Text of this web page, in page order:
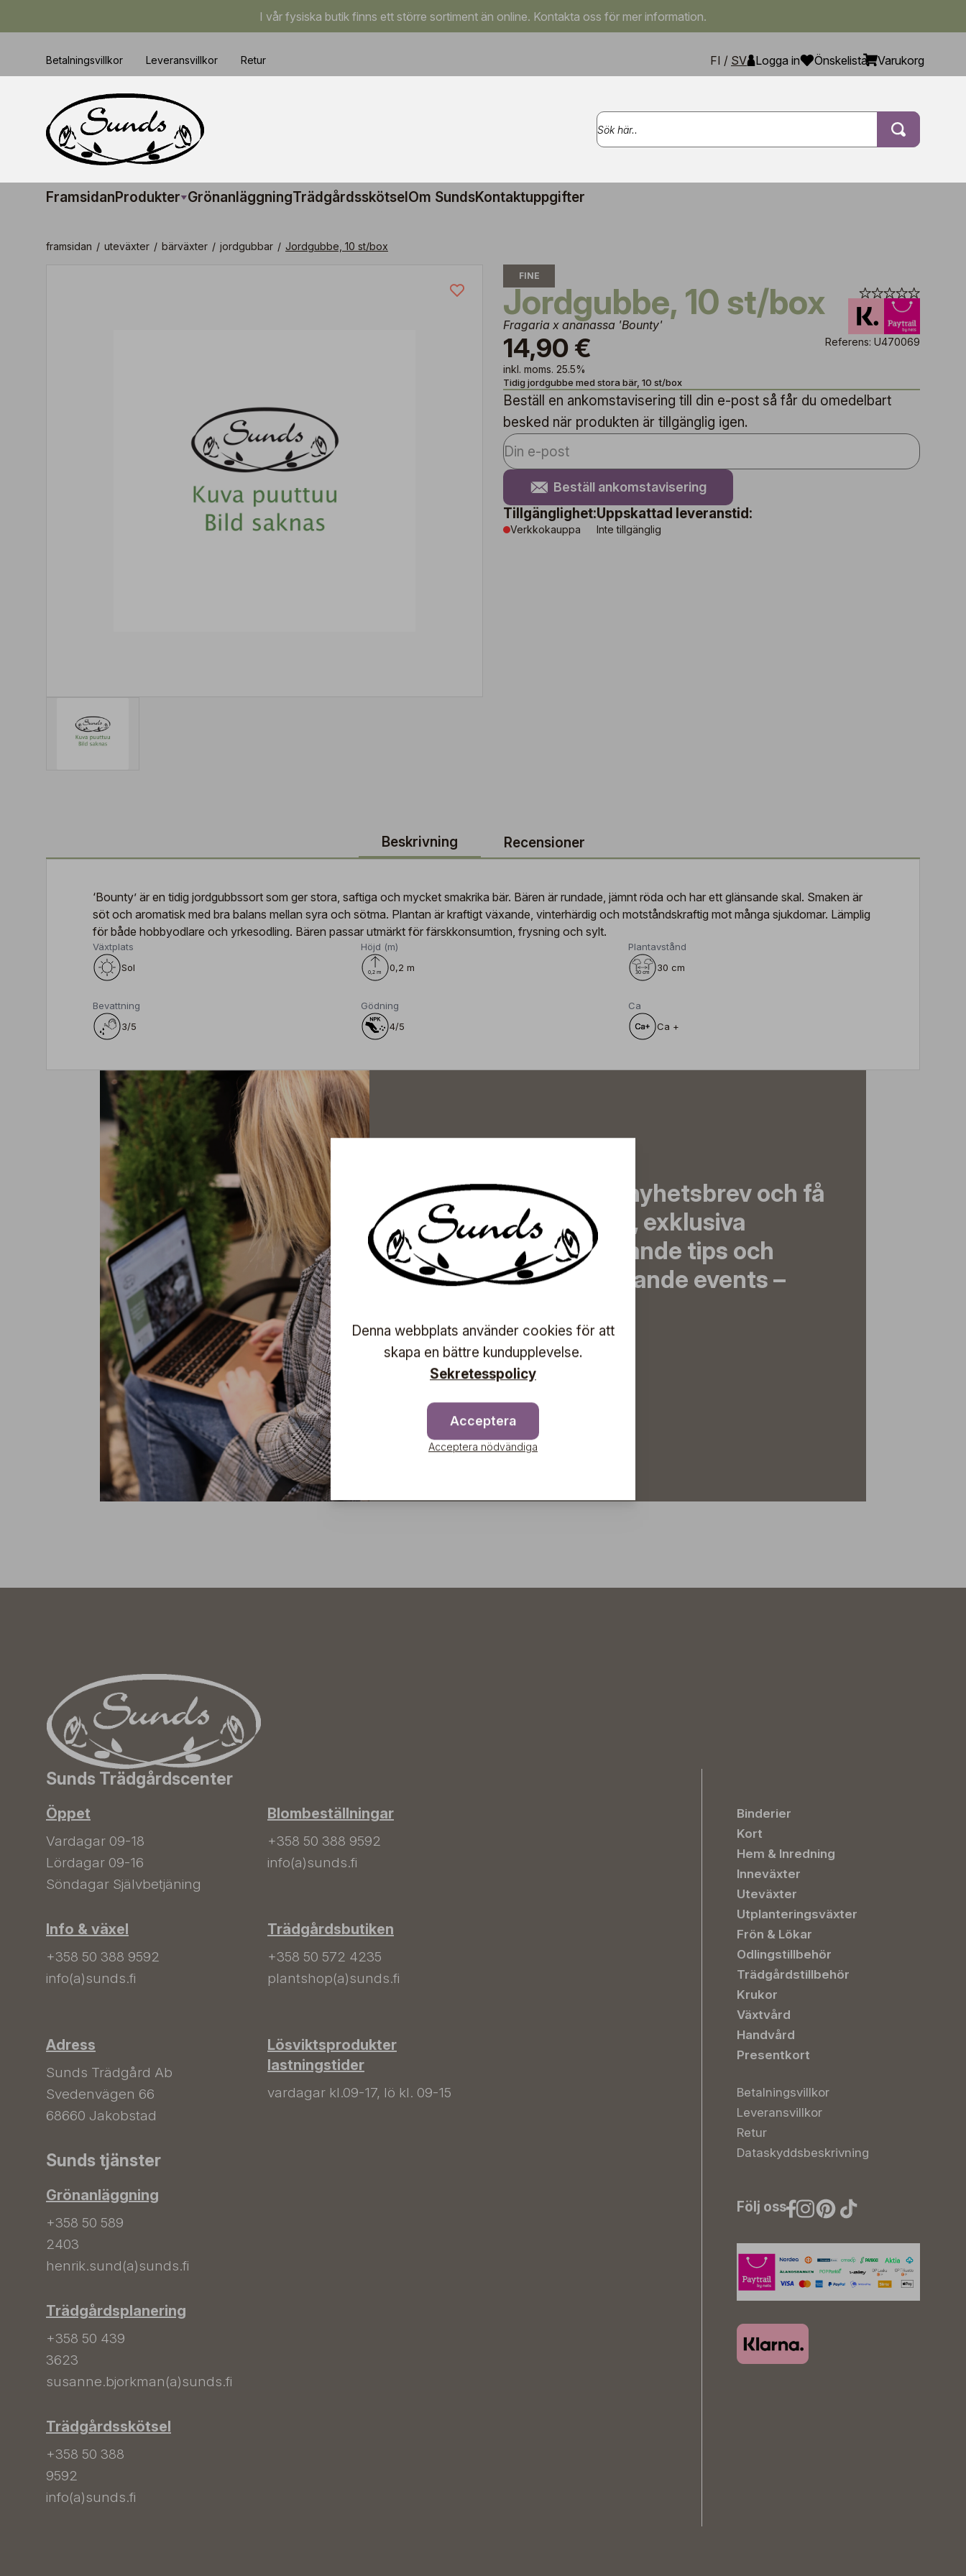
I vår fysiska butik finns ett större sortiment än online. Kontakta oss för mer information.
Betalningsvillkor Leveransvillkor Retur FI / SV Logga in Önskelista Varukorg
FramsidanProdukter GrönanläggningTrädgårdsskötsel Om SundsKontaktuppgifter
framsidan / uteväxter / bärväxter / jordgubbar / Jordgubbe, 10 st/box
FINE
Jordgubbe, 10 st/box
Fragaria x ananassa 'Bounty'
14,90 €
inkl. moms. 25.5%
Referens: U470069
Tidig jordgubbe med stora bär, 10 st/box
Beställ en ankomstavisering till din e-post så får du omedelbart
besked när produkten är tillgänglig igen.
Beställ ankomstavisering
Tillgänglighet:
Verkkokauppa
Uppskattad leveranstid:
Inte tillgänglig
Beskrivning Recensioner
‘Bounty’ är en tidig jordgubbssort som ger stora, saftiga och mycket smakrika bär. Bären är rundade, jämnt röda och har ett glänsande skal. Smaken är
söt och aromatisk med bra balans mellan syra och sötma. Plantan är kraftigt växande, vinterhärdig och motståndskraftig mot många sjukdomar. Lämplig
för både hobbyodlare och yrkesodling. Bären passar utmärkt för färskkonsumtion, frysning och sylt.
Växtplats
Sol
Höjd (m)
0,2 m
Plantavstånd
30 cm
Bevattning
3/5
Gödning
4/5
Ca
Ca +
Prenumerera på vårt nyhetsbrev och få
de senaste nyheterna, exklusiva
erbjudanden, inspirerande tips och
information om kommande events –
Prenumerera
Sunds Trädgårdscenter
Öppet
Vardagar 09-18
Lördagar 09-16
Söndagar Självbetjäning
Info & växel
+358 50 388 9592
info(a)sunds.fi
Adress
Sunds Trädgård Ab
Svedenvägen 66
68660 Jakobstad
Blombeställningar
+358 50 388 9592
info(a)sunds.fi
Trädgårdsbutiken
+358 50 572 4235
plantshop(a)sunds.fi
Lösviktsprodukter
lastningstider
vardagar kl.09-17, lö kl. 09-15
Sunds tjänster
Grönanläggning
+358 50 589
2403
henrik.sund(a)sunds.fi
Trädgårdsplanering
+358 50 439
3623
susanne.bjorkman(a)sunds.fi
Trädgårdsskötsel
+358 50 388
9592
info(a)sunds.fi
Binderier
Kort
Hem & Inredning
Inneväxter
Uteväxter
Utplanteringsväxter
Frön & Lökar
Odlingstillbehör
Trädgårdstillbehör
Krukor
Växtvård
Handvård
Presentkort
Betalningsvillkor
Leveransvillkor
Retur
Dataskyddsbeskrivning
Följ oss
Denna webbplats använder cookies för att
skapa en bättre kundupplevelse.
Sekretesspolicy
Acceptera
Acceptera nödvändiga